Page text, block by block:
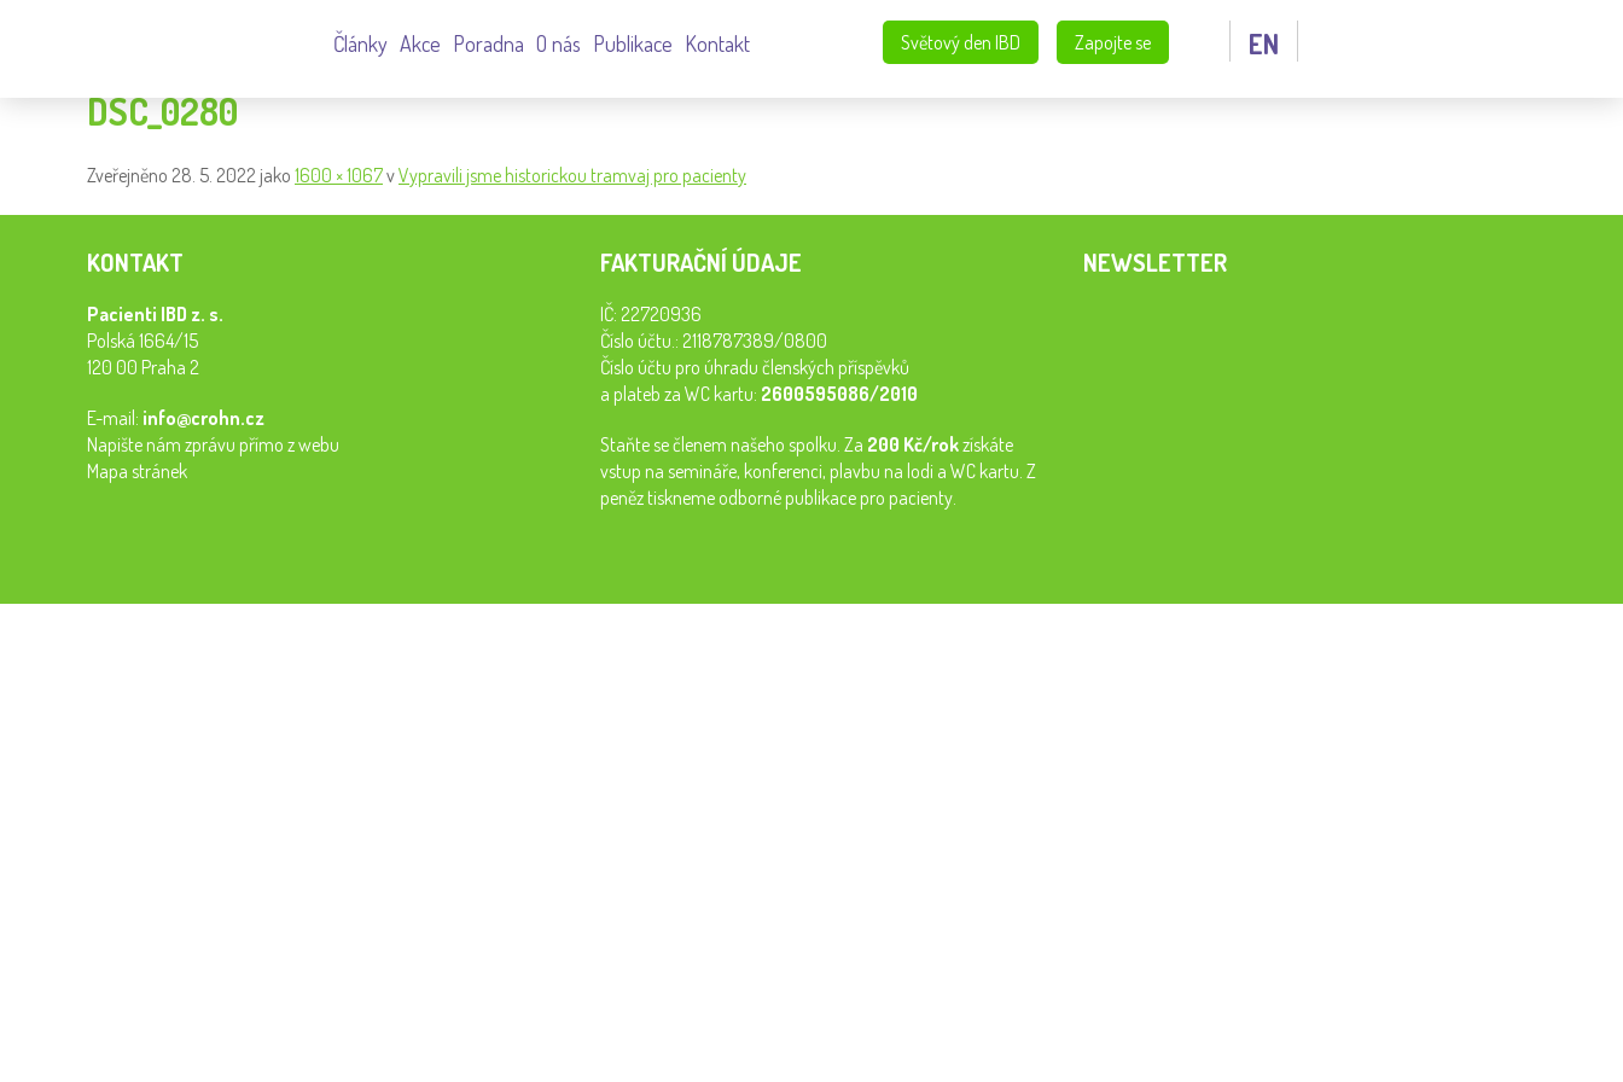
EN
Zapojte se
Světový den IBD
Články Akce Poradna O nás Publikace Kontakt
DSC_0280
Zveřejněno 28. 5. 2022 jako 1600 × 1067vVypravili jsme historickou tramvaj pro pacienty
KONTAKT
Pacienti IBD z. s.
Polská 1664/15
120 00 Praha 2
E-mail: info@crohn.cz
Napište nám zprávu přímo z webu
Mapa stránek
FAKTURAČNÍ ÚDAJE
IČ: 22720936
Číslo účtu.: 2118787389/0800
Číslo účtu pro úhradu členských příspěvků
a plateb za WC kartu: 2600595086/2010
Staňte se členem našeho spolku. Za 200 Kč/rokzískáte
vstup na semináře, konferenci, plavbu na lodi a WC kartu. Z
peněz tiskneme odborné publikace pro pacienty.
NEWSLETTER